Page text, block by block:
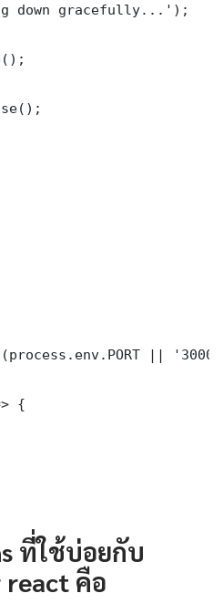
down gracefully...');
||
{
ที่ใช้บ่อยกับ
react คือ